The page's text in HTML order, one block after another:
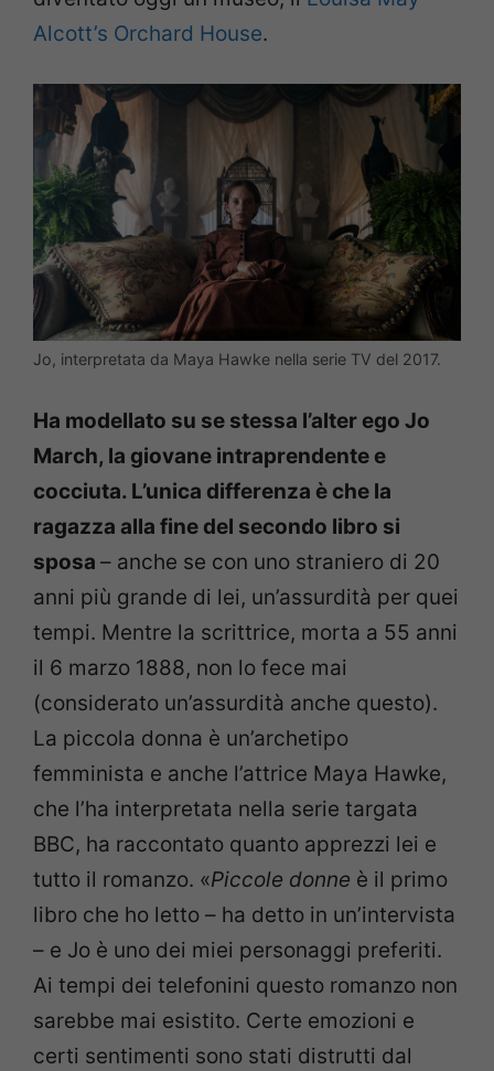
Alcott’s Orchard House.
Jo, interpretata da Maya Hawke nella serie TV del 2017.
Ha modellato su se stessa l’alter ego Jo
March, la giovane intraprendente e
cocciuta. L’unica differenza è che la
ragazza alla fine del secondo libro si
sposa – anche se con uno straniero di 20
anni più grande di lei, un’assurdità per quei
tempi. Mentre la scrittrice, morta a 55 anni
il 6 marzo 1888, non lo fece mai
(considerato un’assurdità anche questo).
La piccola donna è un’archetipo
femminista e anche l’attrice Maya Hawke,
che l’ha interpretata nella serie targata
BBC, ha raccontato quanto apprezzi lei e
tutto il romanzo. «Piccole donne è il primo
libro che ho letto – ha detto in un’intervista
– e Jo è uno dei miei personaggi preferiti.
Ai tempi dei telefonini questo romanzo non
sarebbe mai esistito. Certe emozioni e
certi sentimenti sono stati distrutti dal